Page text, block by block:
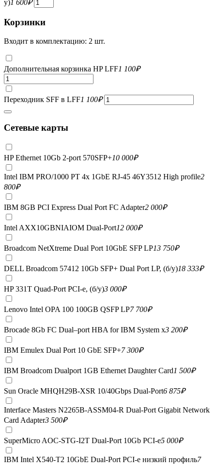
у)1 600₽
Корзинки
Входит в комплектацию: 2 шт.
Дополнительная корзинка HP LFF1 100₽
Переходник SFF в LFF1 100₽
Сетевые карты
HP Ethernet 10Gb 2-port 570SFP+10 000₽
Intel IBM PRO/1000 PT 4x 1GbE RJ-45 46Y3512 High profile2
800₽
IBM 8GB PCI Express Dual Port FC Adapter2 000₽
Intel AXX10GBNIAIOM Dual-Port12 000₽
Broadcom NetXtreme Dual Port 10GbE SFP LP13 750₽
DELL Broadcom 57412 10Gb SFP+ Dual Port LP, (б/у)18 333₽
HP 331T Quad-Port PCI-e, (б/у)3 000₽
Lenovo Intel OPA 100 100GB QSFP LP7 700₽
Brocade 8Gb FC Dual–port HBA for IBM System x3 200₽
IBM Emulex Dual Port 10 GbE SFP+7 300₽
IBM Broadcom Dualport 1GB Ethernet Daughter Card1 500₽
Sun Oracle MHQH29B-XSR 10/40Gbps Dual-Port6 875₽
Interface Masters N2265B-ASSM04-R Dual-Port Gigabit Network
Card Adapter3 500₽
SuperMicro AOC-STG-I2T Dual-Port 10Gb PCI-e5 000₽
IBM Intel X540-T2 10GbE Dual-Port PCI-e низкий профиль7